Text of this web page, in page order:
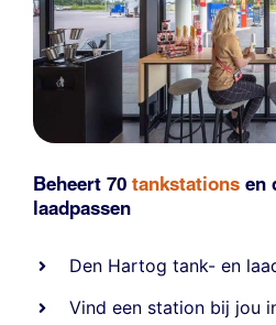
Beheert 70 tankstations en
laadpassen
Den Hartog tank- en
Vind een station bij jou